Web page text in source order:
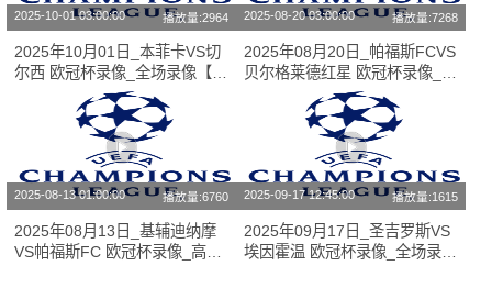
2025-10-01 03:00:00 播放量:2964
2025年10月01日_本菲卡VS切
尔西 欧冠杯录像_全场录像【高
2025-08-20 03:00:00 播放量:7268
2025年08月20日_帕福斯FCVS
贝尔格莱德红星 欧冠杯录像_全
场录像【视频集锦】
2025-08-13 01:00:00 播放量:6760
2025年08月13日_基辅迪纳摩
VS帕福斯FC 欧冠杯录像_高清
2025-09-17 12:45:00 播放量:1615
2025年09月17日_圣吉罗斯VS
埃因霍温 欧冠杯录像_全场录像